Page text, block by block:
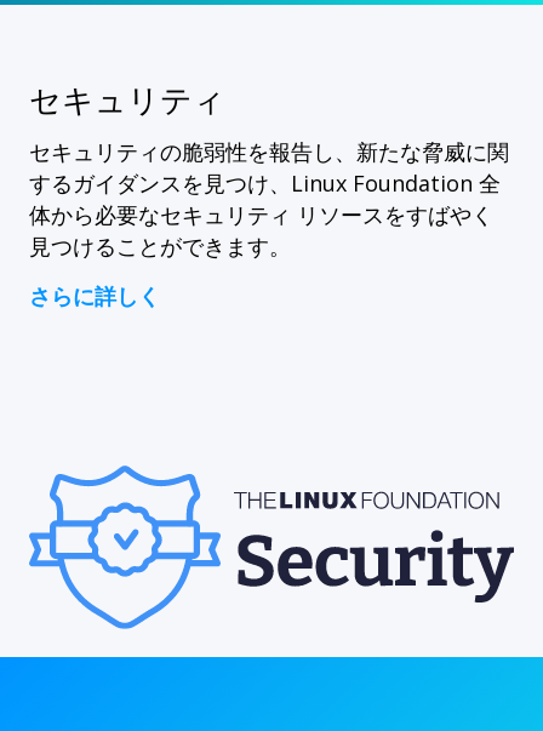
セキュリティ
セキュリティの脆弱性を報告し、新たな脅威に関
するガイダンスを見つけ、Linux Foundation 全
体から必要なセキュリティ リソースをすばやく
見つけることができます。
さらに詳しく